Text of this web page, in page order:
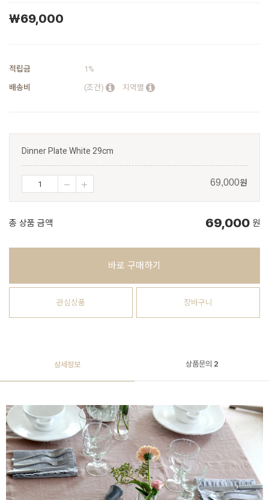
￦69,000
적립금
1%
배송비
(조건) 지역별
Dinner Plate White 29cm
69,000원
총 상품 금액 69,000 원
바로 구매하기
관심상품 장바구니
상세정보 상품문의 2